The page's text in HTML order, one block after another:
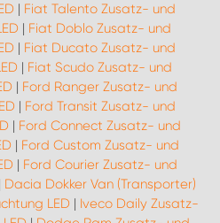
| Fiat Talento Zusatz- und
| Fiat Doblo Zusatz- und
| Fiat Ducato Zusatz- und
| Fiat Scudo Zusatz- und
| Ford Ranger Zusatz- und
| Ford Transit Zusatz- und
| Ford Connect Zusatz- und
| Ford Custom Zusatz- und
| Ford Courier Zusatz- und
Dacia Dokker Van (Transporter)
LED| Iveco Daily Zusatz-